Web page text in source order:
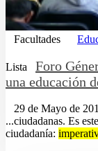
Facultades
Lista Foro
una educación
29 de Mayo de
...ciudadanas. Es
ciudadanía: